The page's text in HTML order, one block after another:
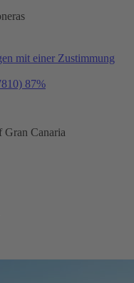
mit einer Zustimmung
87%
Gran Canaria